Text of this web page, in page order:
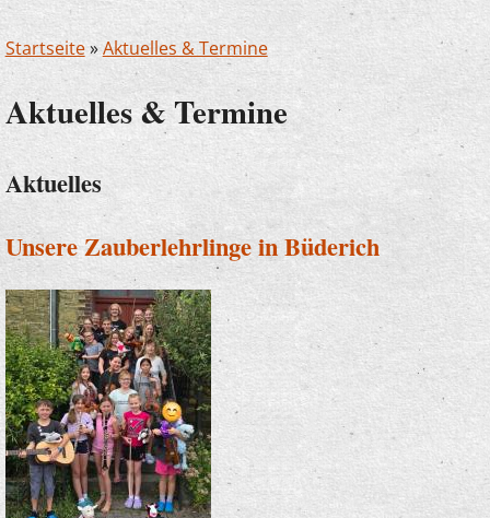
Startseite»Aktuelles & Termine
Aktuelles & Termine
Aktuelles
Unsere Zauberlehrlinge in Büderich